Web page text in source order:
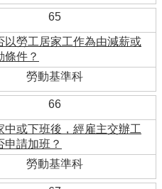
65
以勞工居家工作為由減薪或
條件？
勞動基準科
66
中或下班後，經雇主交辦工
申請加班？
勞動基準科